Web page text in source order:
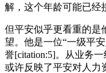
解，这个年龄可能已经
但平安似乎更看重的是
望。他是一位“一级平
誉[citation:5]。从业务
或许反映了平安对人